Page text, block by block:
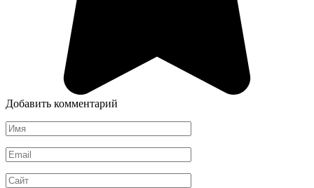
Добавить комментарий
Имя
*
Email
*
Сайт